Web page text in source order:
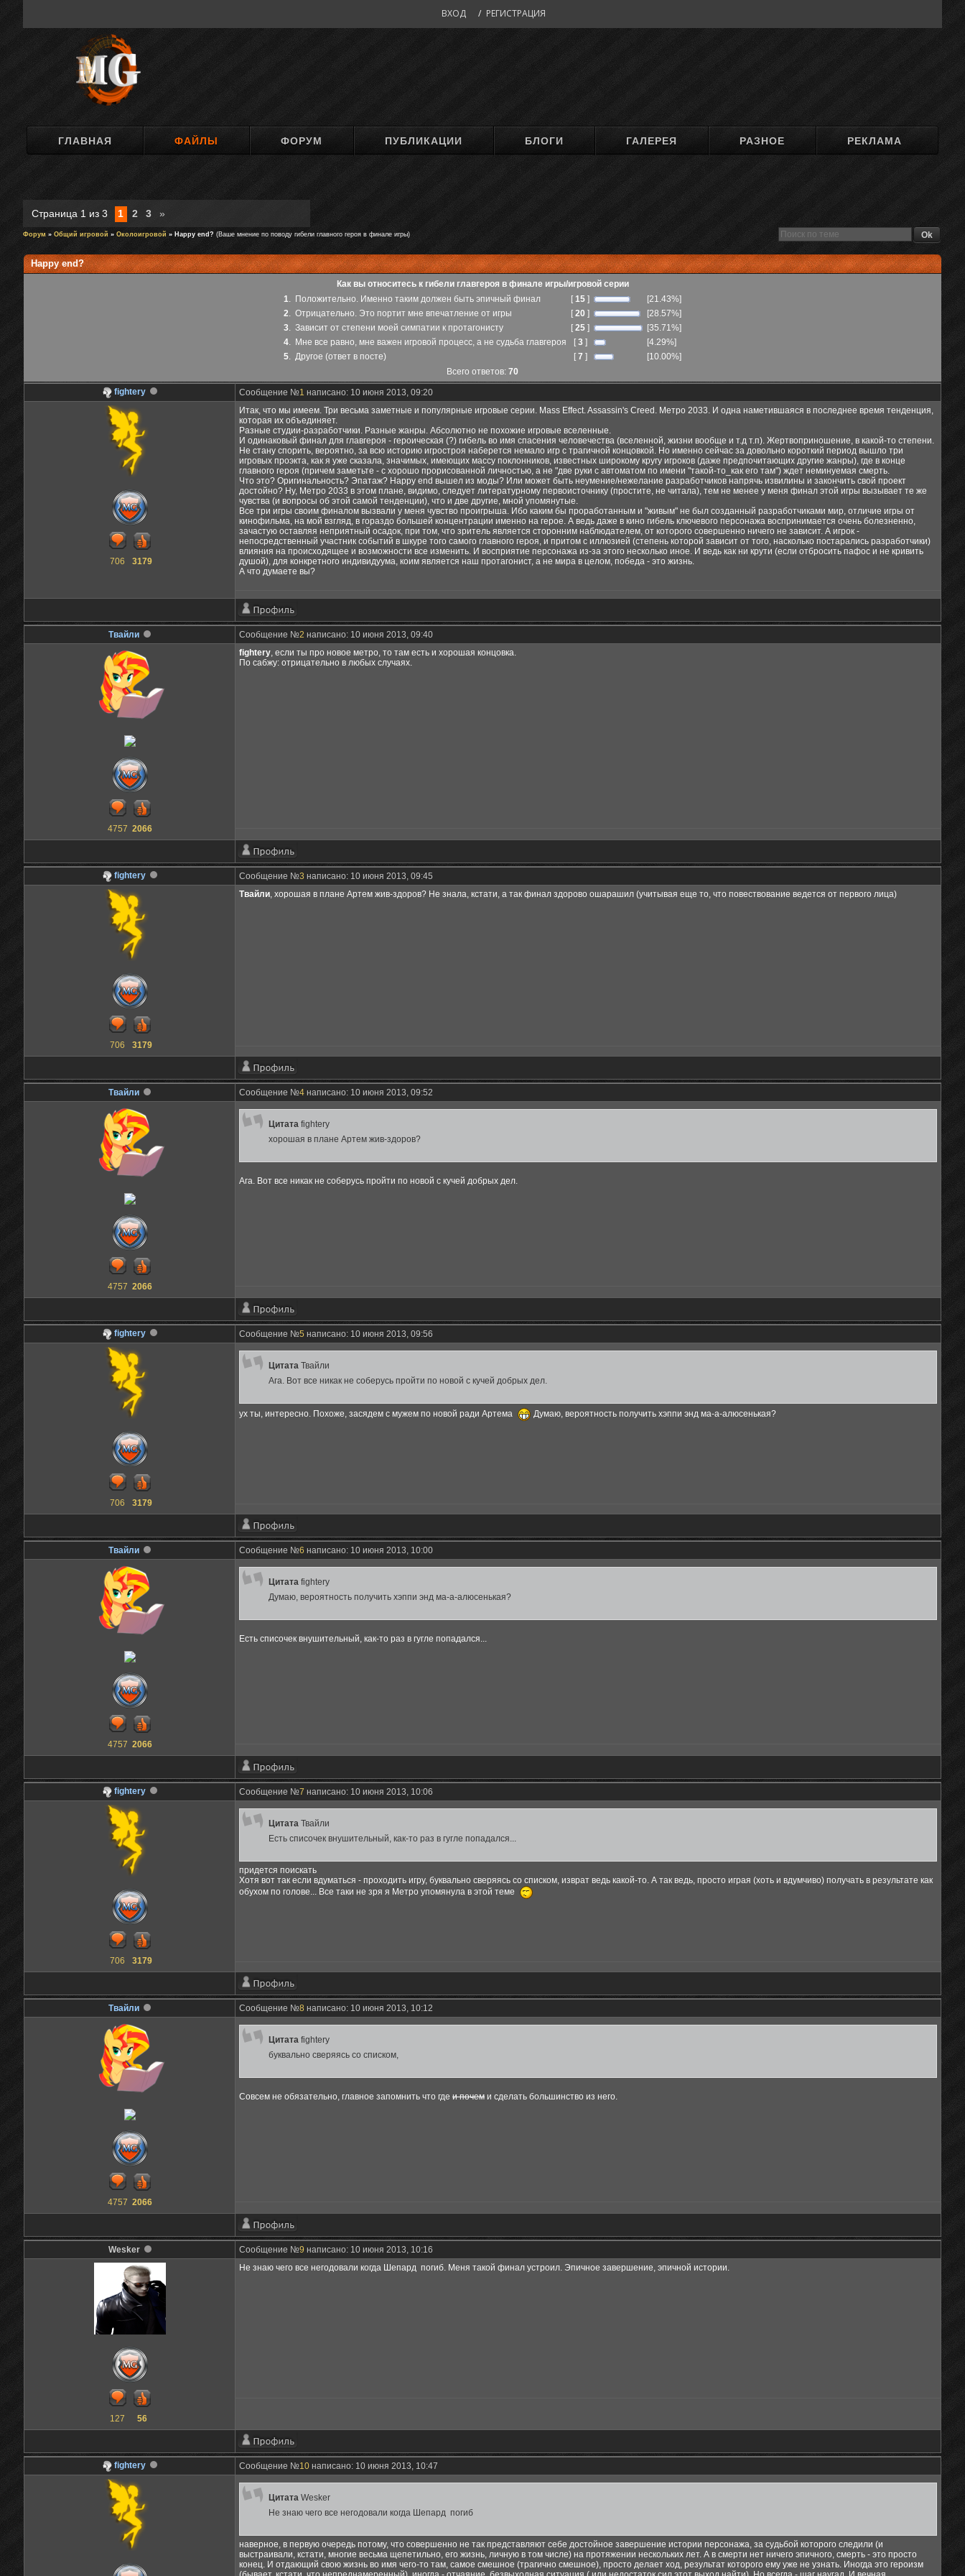
ВХОД / РЕГИСТРАЦИЯ
ГЛАВНАЯ ФАЙЛЫ ФОРУМ ПУБЛИКАЦИИ БЛОГИ ГАЛЕРЕЯ РАЗНОЕ РЕКЛАМА
Страница 1 из 3 1 2 3 »
Форум » Общий игровой » Околоигровой » Happy end? (Ваше мнение по поводу гибели главного героя в финале игры)
Happy end?
Как вы относитесь к гибели главгероя в финале игры/игровой серии
1. Положительно. Именно таким должен быть эпичный финал [ 15 ]
[21.43%]
2. Отрицательно. Это портит мне впечатление от игры [ 20 ]
[28.57%]
3. Зависит от степени моей симпатии к протагонисту [ 25 ]
[35.71%]
4. Мне все равно, мне важен игровой процесс, а не судьба главгероя [ 3 ]
[4.29%]
5. Другое (ответ в посте) [ 7 ]
[10.00%]
Всего ответов: 70
fightery Сообщение №1 написано: 10 июня 2013, 09:20
706 3179
Итак, что мы имеем. Три весьма заметные и популярные игровые серии. Mass Effect. Assassin's Creed. Метро 2033. И одна наметившаяся в последнее время тенденция,
которая их объединяет.
Разные студии-разработчики. Разные жанры. Абсолютно не похожие игровые вселенные.
И одинаковый финал для главгероя - героическая (?) гибель во имя спасения человечества (вселенной, жизни вообще и т.д т.п). Жертвоприношение, в какой-то степени.
Не стану спорить, вероятно, за всю историю игростроя наберется немало игр с трагичной концовкой. Но именно сейчас за довольно короткий период вышло три
игровых проэкта, как я уже сказала, значимых, имеющих массу поклонников, известных широкому кругу игроков (даже предпочитающих другие жанры), где в конце
главного героя (причем заметьте - с хорошо прорисованной личностью, а не "две руки с автоматом по имени "такой-то_как его там") ждет неминуемая смерть.
Что это? Оригинальность? Эпатаж? Happy end вышел из моды? Или может быть неумение/нежелание разработчиков напрячь извилины и закончить свой проект
достойно? Ну, Метро 2033 в этом плане, видимо, следует литературному первоисточнику (простите, не читала), тем не менее у меня финал этой игры вызывает те же
чувства (и вопросы об этой самой тенденции), что и две другие, мной упомянутые.
Все три игры своим финалом вызвали у меня чувство проигрыша. Ибо каким бы проработанным и "живым" не был созданный разработчиками мир, отличие игры от
кинофильма, на мой взгляд, в гораздо большей концентрации именно на герое. А ведь даже в кино гибель ключевого персонажа воспринимается очень болезненно,
зачастую оставляя неприятный осадок, при том, что зритель является сторонним наблюдателем, от которого совершенно ничего не зависит. А игрок -
непосредственный участник событий в шкуре того самого главного героя, и притом с иллюзией (степень которой зависит от того, насколько постарались разработчики)
влияния на происходящее и возможности все изменить. И восприятие персонажа из-за этого несколько иное. И ведь как ни крути (если отбросить пафос и не кривить
душой), для конкретного индивидуума, коим является наш протагонист, а не мира в целом, победа - это жизнь.
А что думаете вы?
Твайли Сообщение №2 написано: 10 июня 2013, 09:40
4757 2066
fightery, если ты про новое метро, то там есть и хорошая концовка.
По сабжу: отрицательно в любых случаях.
fightery Сообщение №3 написано: 10 июня 2013, 09:45
706 3179
Твайли, хорошая в плане Артем жив-здоров? Не знала, кстати, а так финал здорово ошарашил (учитывая еще то, что повествование ведется от первого лица)
Твайли Сообщение №4 написано: 10 июня 2013, 09:52
4757 2066
Цитата fightery
хорошая в плане Артем жив-здоров?
Ага. Вот все никак не соберусь пройти по новой с кучей добрых дел.
fightery Сообщение №5 написано: 10 июня 2013, 09:56
706 3179
Цитата Твайли
Ага. Вот все никак не соберусь пройти по новой с кучей добрых дел.
ух ты, интересно. Похоже, засядем с мужем по новой ради Артема Думаю, вероятность получить хэппи энд ма-а-алюсенькая?
Твайли Сообщение №6 написано: 10 июня 2013, 10:00
4757 2066
Цитата fightery
Думаю, вероятность получить хэппи энд ма-а-алюсенькая?
Есть списочек внушительный, как-то раз в гугле попадался...
fightery Сообщение №7 написано: 10 июня 2013, 10:06
706 3179
Цитата Твайли
Есть списочек внушительный, как-то раз в гугле попадался...
придется поискать
Хотя вот так если вдуматься - проходить игру, буквально сверяясь со списком, изврат ведь какой-то. А так ведь, просто играя (хоть и вдумчиво) получать в результате как
обухом по голове... Все таки не зря я Метро упомянула в этой теме
Твайли Сообщение №8 написано: 10 июня 2013, 10:12
4757 2066
Цитата fightery
буквально сверяясь со списком,
Совсем не обязательно, главное запомнить что где и почем и сделать большинство из него.
Wesker Сообщение №9 написано: 10 июня 2013, 10:16
127 56
Не знаю чего все негодовали когда Шепард погиб. Меня такой финал устроил. Эпичное завершение, эпичной истории.
fightery Сообщение №10 написано: 10 июня 2013, 10:47
Цитата Wesker
Не знаю чего все негодовали когда Шепард погиб
наверное, в первую очередь потому, что совершенно не так представляют себе достойное завершение истории персонажа, за судьбой которого следили (и
выстраивали, кстати, многие весьма щепетильно, его жизнь, личную в том числе) на протяжении нескольких лет. А в смерти нет ничего эпичного, смерть - это просто
конец. И отдающий свою жизнь во имя чего-то там, самое смешное (трагично смешное), просто делает ход, результат которого ему уже не узнать. Иногда это героизм